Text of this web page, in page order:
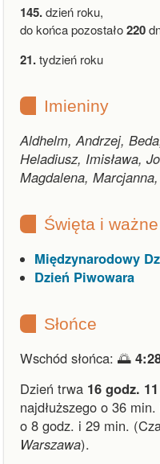
145.dzień roku,
do końca pozostało220
21.tydzień roku
Imieniny
Aldhelm, Andrzej,
Heladiusz, Imisława,
Magdalena,
Święta i
Międzynarodowy
Dzień Piwowara
Słońce
Wschód słońca: 🌅
Dzień trwa 16 godz.
najdłuższego o 36 min.
o 8 godz. i 29 min.
Warszawa).